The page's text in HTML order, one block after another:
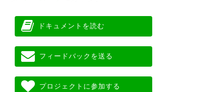
ドキュメントを読む
フィードバックを送る
プロジェクトに参加する